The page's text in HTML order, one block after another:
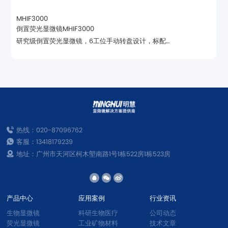
MHIF3000
倒置荧光显微镜MHIF3000
热线：020-87096762
客服：13418179239
地址：广州市天河区柯木塱南路1号1栋522房1栋523房
产品中心
生物显微镜
荧光显微镜
应用案例
科研生物医疗
工业矿物材料
行业资讯
公司动态
技术文章